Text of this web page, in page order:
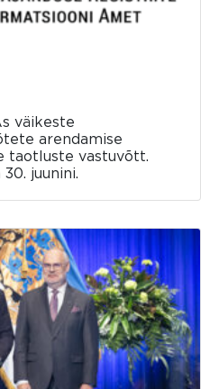
väikeste
arendamise
taotluste vastuvõtt.
juunini.